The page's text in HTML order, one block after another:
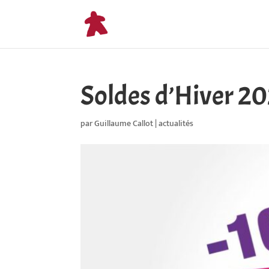
Soldes d’Hiver
parGuillaume Callot|actualités